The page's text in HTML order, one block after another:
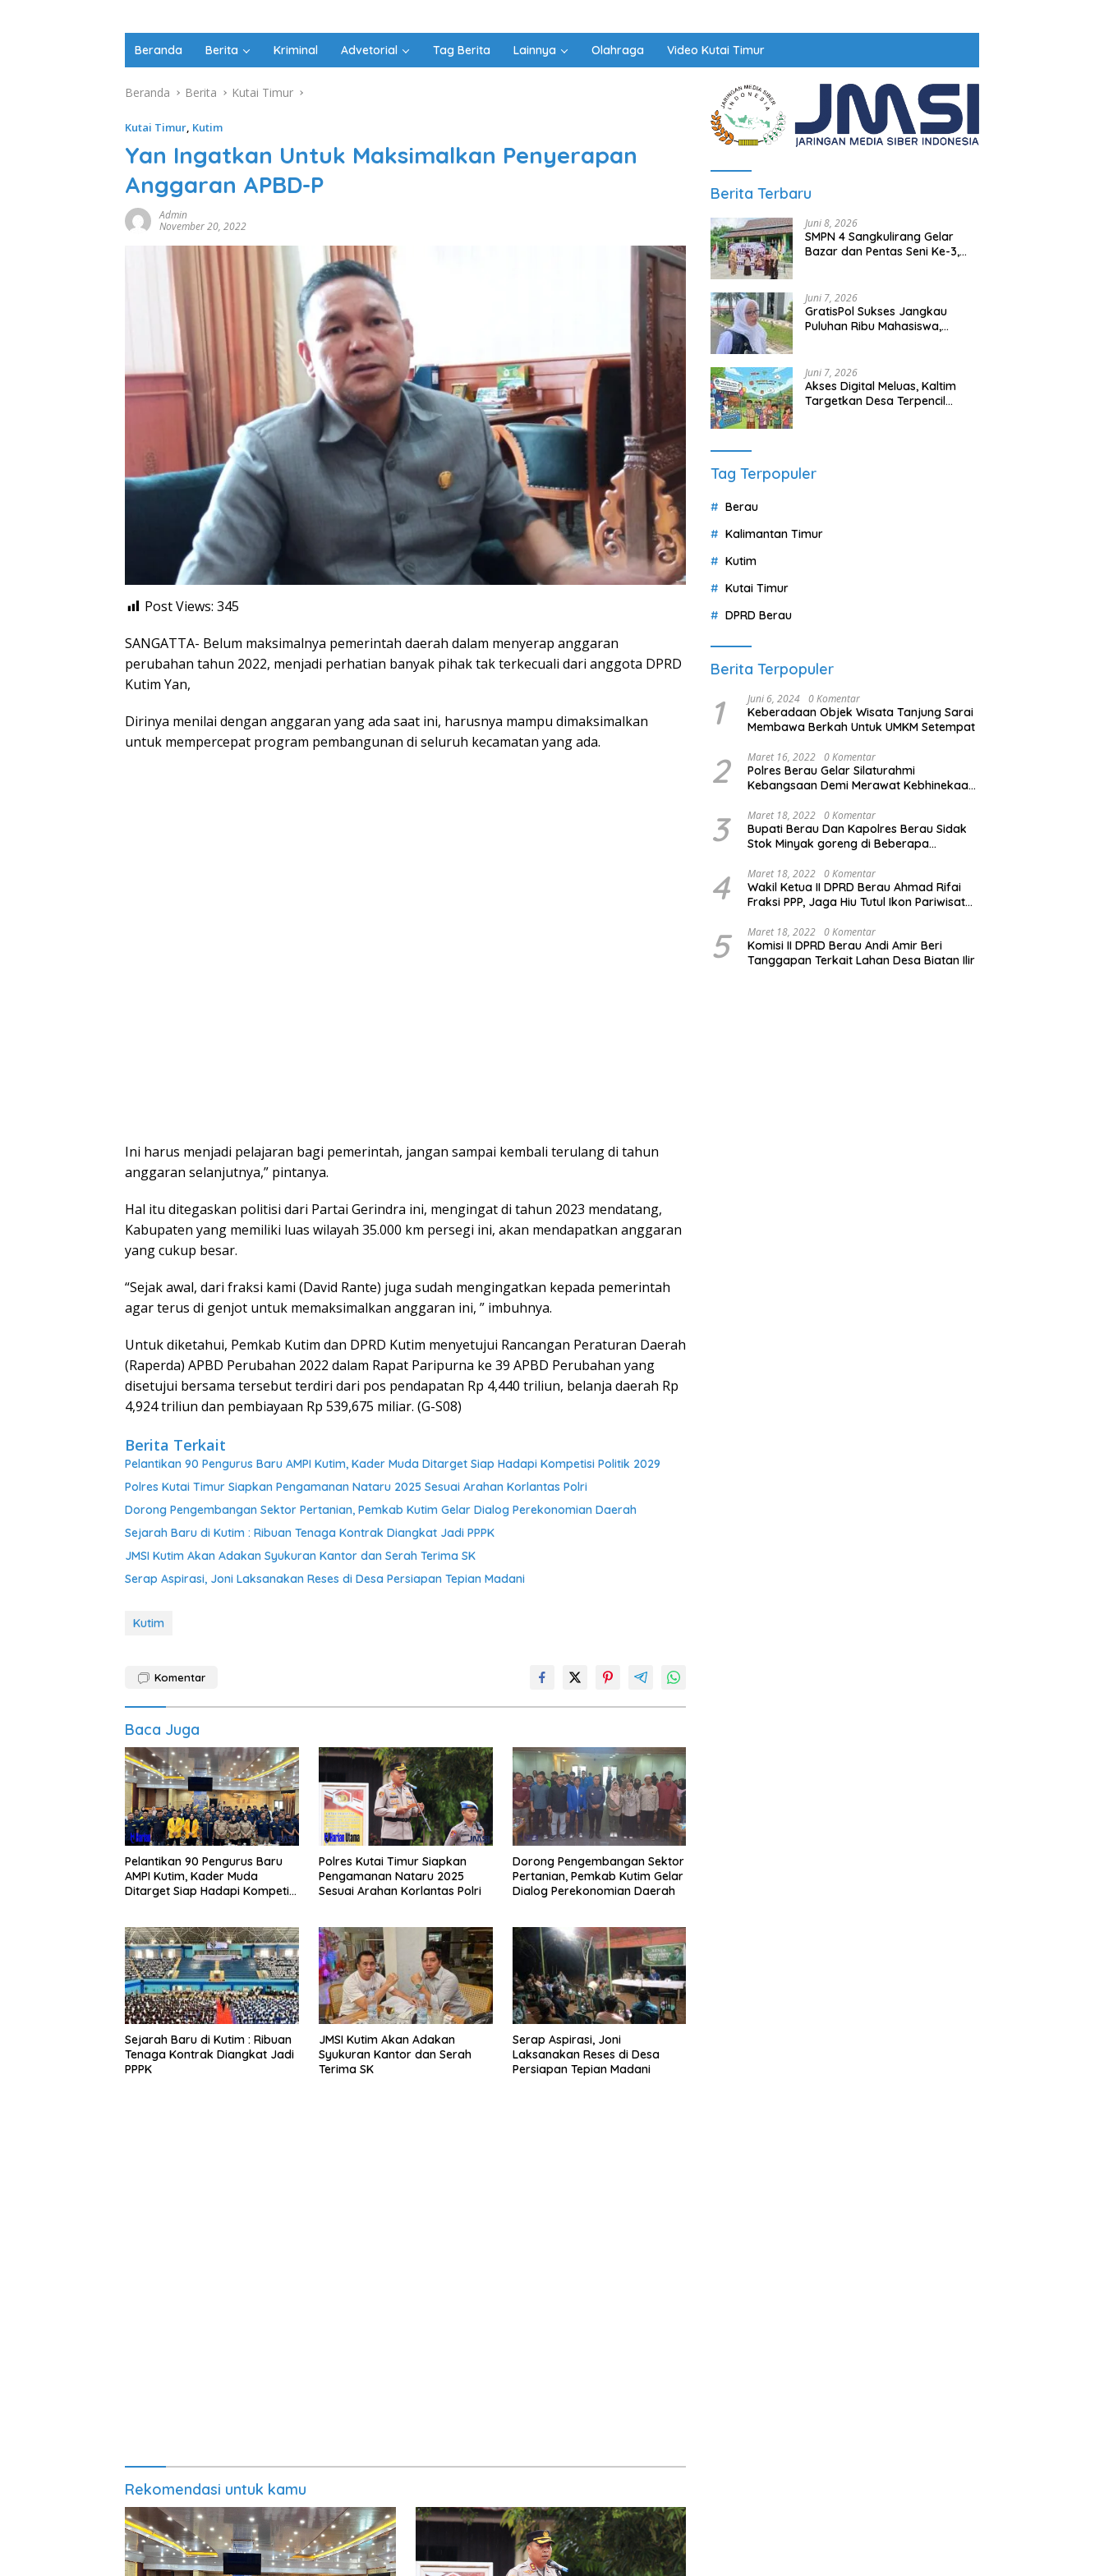
Beranda Berita Kriminal Advetorial Tag Berita Lainnya Olahraga Video Kutai Timur
Beranda Berita Kutai Timur
Kutai Timur, Kutim
Yan Ingatkan Untuk Maksimalkan Penyerapan
Anggaran APBD-P
Admin
November 20, 2022
Post Views: 345
SANGATTA- Belum maksimalnya pemerintah daerah dalam menyerap anggaran
perubahan tahun 2022, menjadi perhatian banyak pihak tak terkecuali dari anggota DPRD
Kutim Yan,
Dirinya menilai dengan anggaran yang ada saat ini, harusnya mampu dimaksimalkan
untuk mempercepat program pembangunan di seluruh kecamatan yang ada.
Ini harus menjadi pelajaran bagi pemerintah, jangan sampai kembali terulang di tahun
anggaran selanjutnya,” pintanya.
Hal itu ditegaskan politisi dari Partai Gerindra ini, mengingat di tahun 2023 mendatang,
Kabupaten yang memiliki luas wilayah 35.000 km persegi ini, akan mendapatkan anggaran
yang cukup besar.
“Sejak awal, dari fraksi kami (David Rante) juga sudah mengingatkan kepada pemerintah
agar terus di genjot untuk memaksimalkan anggaran ini, ” imbuhnya.
Untuk diketahui, Pemkab Kutim dan DPRD Kutim menyetujui Rancangan Peraturan Daerah
(Raperda) APBD Perubahan 2022 dalam Rapat Paripurna ke 39 APBD Perubahan yang
disetujui bersama tersebut terdiri dari pos pendapatan Rp 4,440 triliun, belanja daerah Rp
4,924 triliun dan pembiayaan Rp 539,675 miliar. (G-S08)
Berita Terkait
Pelantikan 90 Pengurus Baru AMPI Kutim, Kader Muda Ditarget Siap Hadapi Kompetisi Politik 2029
Polres Kutai Timur Siapkan Pengamanan Nataru 2025 Sesuai Arahan Korlantas Polri
Dorong Pengembangan Sektor Pertanian, Pemkab Kutim Gelar Dialog Perekonomian Daerah
Sejarah Baru di Kutim : Ribuan Tenaga Kontrak Diangkat Jadi PPPK
JMSI Kutim Akan Adakan Syukuran Kantor dan Serah Terima SK
Serap Aspirasi, Joni Laksanakan Reses di Desa Persiapan Tepian Madani
Kutim
Komentar
Baca Juga
Pelantikan 90 Pengurus Baru
AMPI Kutim, Kader Muda
Ditarget Siap Hadapi Kompetisi
Polres Kutai Timur Siapkan
Pengamanan Nataru 2025
Sesuai Arahan Korlantas Polri
Dorong Pengembangan Sektor
Pertanian, Pemkab Kutim Gelar
Dialog Perekonomian Daerah
Sejarah Baru di Kutim : Ribuan
Tenaga Kontrak Diangkat Jadi
PPPK
JMSI Kutim Akan Adakan
Syukuran Kantor dan Serah
Terima SK
Serap Aspirasi, Joni
Laksanakan Reses di Desa
Persiapan Tepian Madani
Rekomendasi untuk kamu
Berita Terbaru
Juni 8, 2026
SMPN 4 Sangkulirang Gelar
Bazar dan Pentas Seni Ke-3,
Juni 7, 2026
GratisPol Sukses Jangkau
Puluhan Ribu Mahasiswa,
Juni 7, 2026
Akses Digital Meluas, Kaltim
Targetkan Desa Terpencil
Tag Terpopuler
Berau
Kalimantan Timur
Kutim
Kutai Timur
DPRD Berau
Berita Terpopuler
1 Juni 6, 2024 0 Komentar
Keberadaan Objek Wisata Tanjung Sarai
Membawa Berkah Untuk UMKM Setempat
2 Maret 16, 2022 0 Komentar
Polres Berau Gelar Silaturahmi
Kebangsaan Demi Merawat Kebhinekaan
3 Maret 18, 2022 0 Komentar
Bupati Berau Dan Kapolres Berau Sidak
Stok Minyak goreng di Beberapa
4 Maret 18, 2022 0 Komentar
Wakil Ketua II DPRD Berau Ahmad Rifai
Fraksi PPP, Jaga Hiu Tutul Ikon Pariwisata
5 Maret 18, 2022 0 Komentar
Komisi II DPRD Berau Andi Amir Beri
Tanggapan Terkait Lahan Desa Biatan Ilir